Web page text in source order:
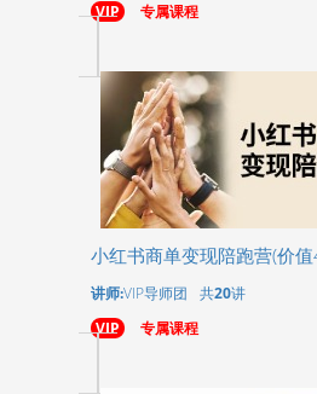
VIP
专属课程
小红书商单变现陪跑营(价
讲师:VIP导师团 共20讲
VIP
专属课程